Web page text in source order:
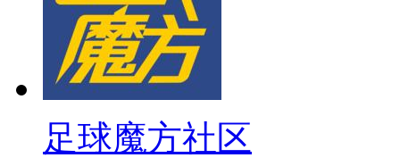
足球魔方社区